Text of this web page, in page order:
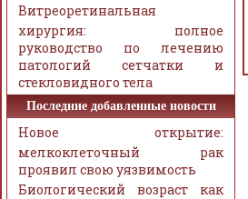
Витреоретинальная
хирургия: полное
руководство по лечению
патологий сетчатки и
стекловидного тела
Последние добавленные новости
Новое открытие:
мелкоклеточный рак
проявил свою уязвимость
Биологический возраст как